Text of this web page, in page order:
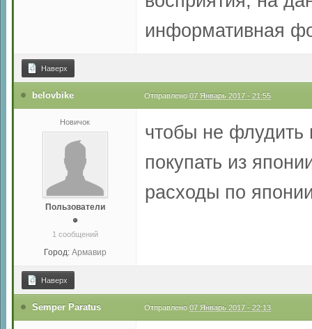
информативная
Наверх
belovbike Отправлено 07 Январь 2017 - 21:55
Новичок
Пользователи
1 сообщений
Город: Армавир
чтобы не флудить
покупать из
расходы по
Наверх
Semper Paratus Отправлено 07 Январь 2017 - 22:13